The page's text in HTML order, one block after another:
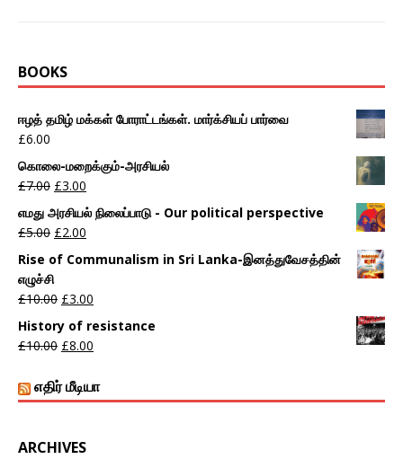
BOOKS
ஈழத் தமிழ் மக்கள் போராட்டங்கள். மார்க்சியப் பார்வை
£6.00
கொலை-மறைக்கும்-அரசியல்
£7.00 £3.00
எமது அரசியல் நிலைப்பாடு - Our political perspective
£5.00 £2.00
Rise of Communalism in Sri Lanka-இனத்துவேசத்தின்
எழுச்சி
£10.00 £3.00
History of resistance
£10.00 £8.00
எதிர் மீடியா
ARCHIVES